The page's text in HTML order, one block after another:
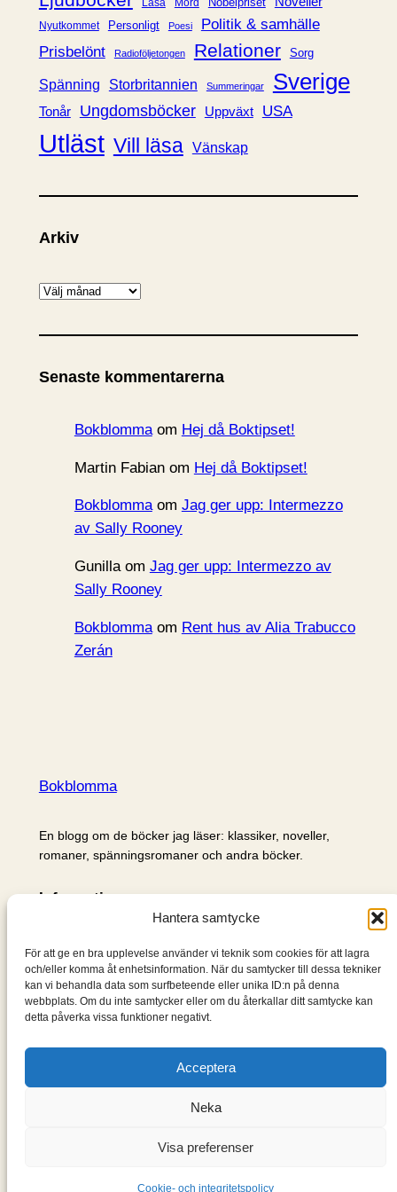
Hantera samtycke
För att ge en bra upplevelse använder vi teknik som cookies för att lagra
och/eller komma åt enhetsinformation. När du samtycker till dessa tekniker
kan vi behandla data som surfbeteende eller unika ID:n på denna
webbplats. Om du inte samtycker eller om du återkallar ditt samtycke kan
detta påverka vissa funktioner negativt.
Acceptera
Neka
Visa preferenser
Cookie- och integritetspolicy
Nyutkommet Personligt Poesi
Politik & samhälle
Prisbelönt
Radioföljetongen Relationer Sorg
Spänning Storbritannien Summeringar Sverige
Tonår Ungdomsböcker Uppväxt USA
Utläst Vill läsa Vänskap
Arkiv
A
k
v
Senaste kommentarerna
Bokblommaom Hej då Boktipset!
Martin Fabianom Hej då Boktipset!
Bokblommaom Jag ger upp: Intermezzo
av Sally Rooney
Gunillaom Jag ger upp: Intermezzo av
Sally Rooney
Bokblommaom Rent hus av Alia Trabucco
Zerán
Bokblomma
En blogg om de böcker jag läser: klassiker, noveller,
romaner, spänningsromaner och andra böcker.
Information
Om mig & om bloggen
S
ö
k
WordPress